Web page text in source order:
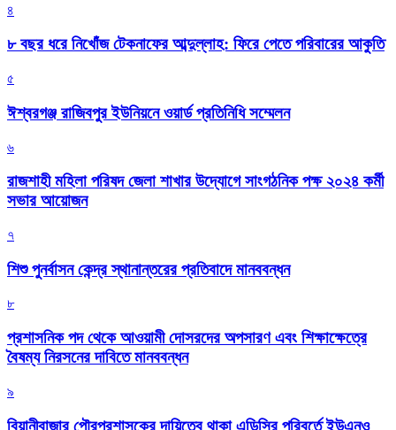
৪
৮ বছর ধরে নিখোঁজ টেকনাফের আব্দুল্লাহ: ফিরে পেতে পরিবারের আকুতি
৫
ঈশ্বরগঞ্জ রাজিবপুর ইউনিয়নে ওয়ার্ড প্রতিনিধি সম্মেলন
৬
রাজশাহী মহিলা পরিষদ জেলা শাখার উদ্যোগে সাংগঠনিক পক্ষ ২০২৪ কর্মী
সভার আয়োজন
৭
শিশু পুনর্বাসন কেন্দ্র স্থানান্তরের প্রতিবাদে মানববন্ধন
৮
প্রশাসনিক পদ থেকে আওয়ামী দোসরদের অপসারণ এবং শিক্ষাক্ষেত্রে
বৈষম্য নিরসনের দাবিতে মানববন্ধন
৯
বিয়ানীবাজার পৌরপ্রশাসকের দায়িত্বে থাকা এডিসির পরিবর্তে ইউএনও